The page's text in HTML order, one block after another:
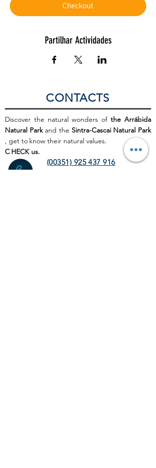
Checkout
Partilhar Actividades
CONTACTS
Discover the natural wonders ofthe Arrábida
Natural Parkand the Sintra-Cascai Natural Park
, get to know their natural values.
C HECK us.
(00351) 925 437 916